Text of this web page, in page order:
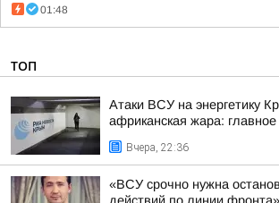
01:48
ТОП
Атаки ВСУ на энергетику
африканская жара:
Вчера, 22:36
«ВСУ срочно нужна